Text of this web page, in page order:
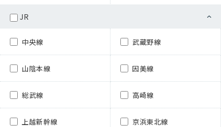
JR
中央線 武蔵野線
山陰本線 因美線
総武線 高崎線
上越新幹線 京浜東北線